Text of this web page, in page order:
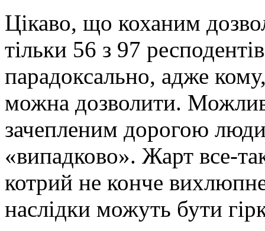
Цікаво, що коханим
тільки 56 з 97
парадоксально, адже
можна дозволити.
зачепленим дорогою
«випадково». Жарт все-
котрий не конче
наслідки можуть бути